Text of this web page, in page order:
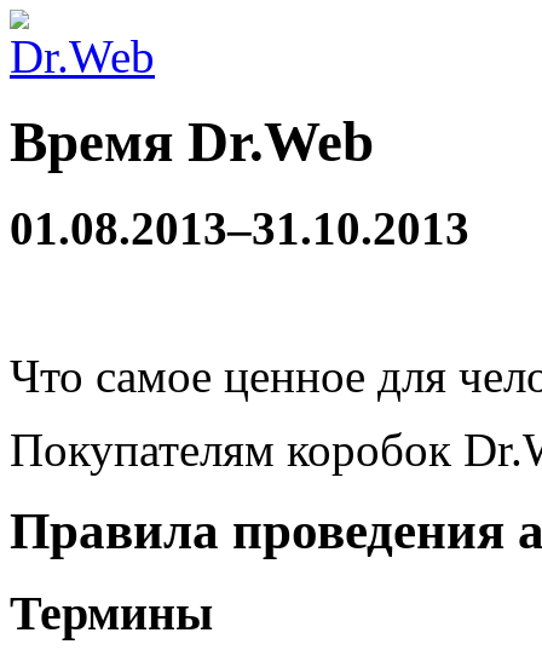
Время Dr.Web
01.08.2013–31.10.2013
Что самое ценное для
Покупателям коробок
Правила проведения
Термины